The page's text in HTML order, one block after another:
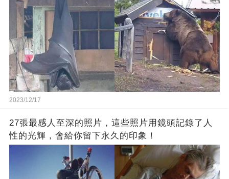
2023/12/17
27張最感人至深的照片，這些照片用鏡頭記錄了人
性的光輝，會給你留下永久的印象！